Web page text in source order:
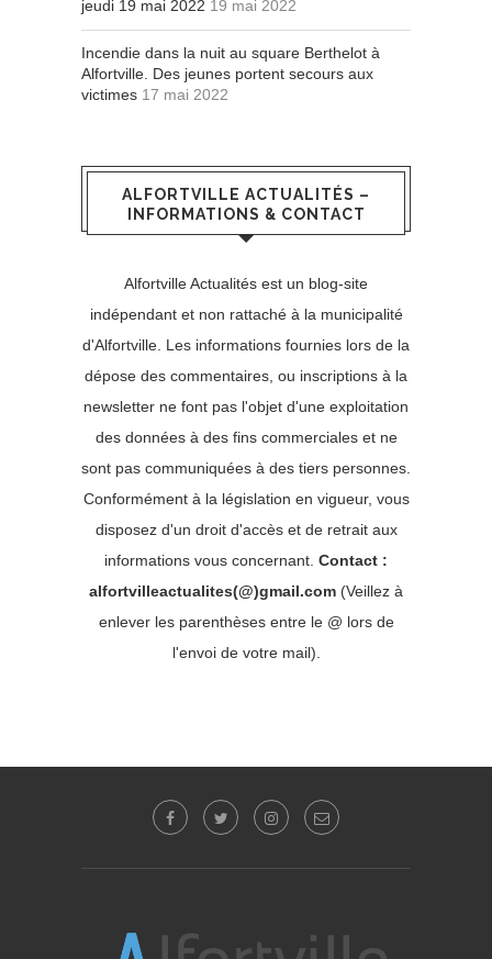
jeudi 19 mai 2022 19 mai 2022
Incendie dans la nuit au square Berthelot à
Alfortville. Des jeunes portent secours aux
victimes 17 mai 2022
ALFORTVILLE ACTUALITÉS –
INFORMATIONS & CONTACT
Alfortville Actualités est un blog-site
indépendant et non rattaché à la municipalité
d'Alfortville. Les informations fournies lors de la
dépose des commentaires, ou inscriptions à la
newsletter ne font pas l'objet d'une exploitation
des données à des fins commerciales et ne
sont pas communiquées à des tiers personnes.
Conformément à la législation en vigueur, vous
disposez d'un droit d'accès et de retrait aux
informations vous concernant. Contact :
alfortvilleactualites(@)gmail.com (Veillez à
enlever les parenthèses entre le @ lors de
l'envoi de votre mail).